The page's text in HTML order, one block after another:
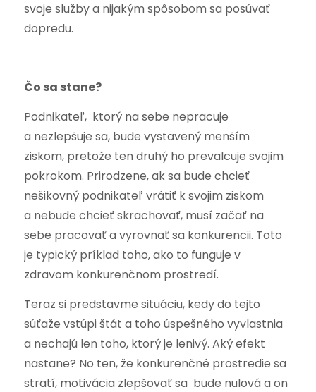
svoje služby a nijakým spôsobom sa posúvať
dopredu.
Čo sa stane?
Podnikateľ, ktorý na sebe nepracuje
a nezlepšuje sa, bude vystavený menším
ziskom, pretože ten druhý ho prevalcuje svojim
pokrokom. Prirodzene, ak sa bude chcieť
nešikovný podnikateľ vrátiť k svojim ziskom
a nebude chcieť skrachovať, musí začať na
sebe pracovať a vyrovnať sa konkurencii. Toto
je typický príklad toho, ako to funguje v
zdravom konkurenčnom prostredí.
Teraz si predstavme situáciu, kedy do tejto
súťaže vstúpi štát a toho úspešného vyvlastnia
a nechajú len toho, ktorý je lenivý. Aký efekt
nastane? No ten, že konkurenčné prostredie sa
stratí, motivácia zlepšovať sa bude nulová a on